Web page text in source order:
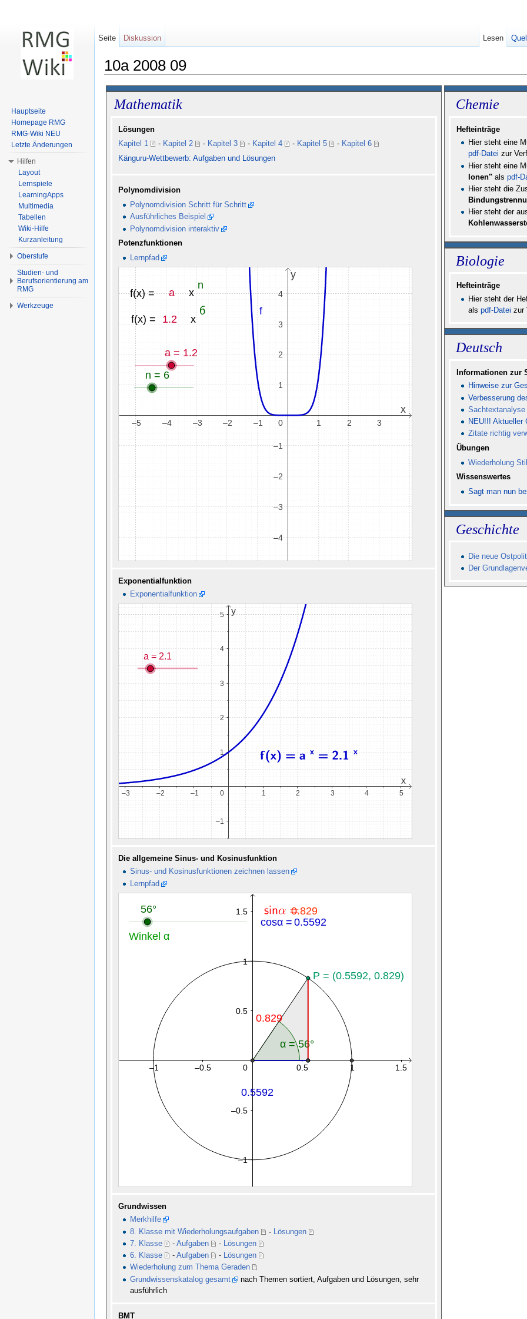
10a 2008 09
Mathematik
Lösungen
Kapitel 1
- Kapitel 2 - Kapitel 3 - Kapitel 4 - Kapitel 5 - Kapitel 6
Känguru-Wettbewerb: Aufgaben und Lösungen
Polynomdivision
Polynomdivision Schritt für Schritt
Ausführliches Beispiel
Polynomdivision interaktiv
Potenzfunktionen
Lernpfad
Exponentialfunktion
Exponentialfunktion
Die allgemeine Sinus- und Kosinusfunktion
Sinus- und Kosinusfunktionen zeichnen lassen
Lernpfad
Grundwissen
Merkhilfe
8. Klasse mit Wiederholungsaufgaben
- Lösungen
7. Klasse
-Aufgaben -
Lösungen
6. Klasse
-Aufgaben - Lösungen
Wiederholung zum Thema Geraden
Grundwissenskatalog gesamt
nach Themen sortiert, Aufgaben und Lösungen, sehr
ausführlich
BMT
Chemie
Hefteinträge
Hier steht eine
pdf-Datei zur
Hier steht eine
Ionen" alspdf-
Hier steht die
Hier steht der
Biologie
Hefteinträge
Hier steht der
alspdf-Datei zur
Deutsch
Informationen zur
Hinweise zur
Verbesserung
Sachtextanalyse
NEU!!! Aktueller
Zitate richtig
Übungen
Wiederholung
Wissenswertes
Sagt man nun
Geschichte
Die neue
Der
Seite Diskussion Lesen
Hauptseite
Homepage RMG
RMG-Wiki NEU
Letzte Änderungen
Hilfen
Layout
Lernspiele
LearningApps
Multimedia
Tabellen
Wiki-Hilfe
Kurzanleitung
Oberstufe
Studien- und
Berufsorientierung am
RMG
Werkzeuge